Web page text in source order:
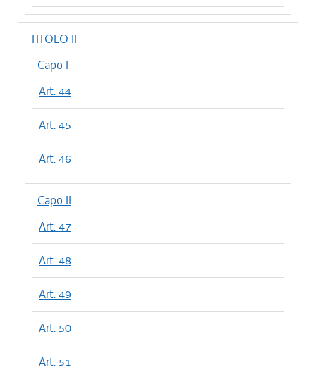
TITOLO II
Capo I
Art. 44
Art. 45
Art. 46
Capo II
Art. 47
Art. 48
Art. 49
Art. 50
Art. 51